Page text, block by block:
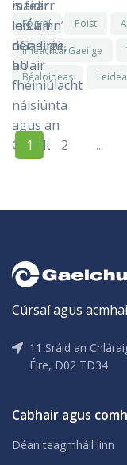
Fógraí Poist
Imeachtaí Gaeilge
Béaloideas
1 2 ...
Cúrsaí agus
11 Sráid an
Éire, D02 TD34
Cabhair agus
Déan teagmháil linn